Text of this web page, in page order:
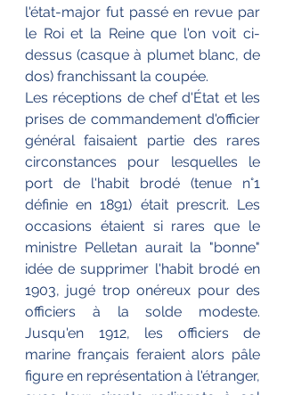
l'état-major fut passé en revue par
le Roi et la Reine que l'on voit ci-
dessus (casque à plumet blanc, de
dos) franchissant la coupée.
Les réceptions de chef d'État et les
prises de commandement d'officier
général faisaient partie des rares
circonstances pour lesquelles le
port de l'habit brodé (tenue n°1
définie en 1891) était prescrit. Les
occasions étaient si rares que le
ministre Pelletan aurait la "bonne"
idée de supprimer l'habit brodé en
1903, jugé trop onéreux pour des
officiers à la solde modeste.
Jusqu'en 1912, les officiers de
marine français feraient alors pâle
figure en représentation à l'étranger,